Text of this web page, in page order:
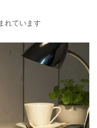
れています